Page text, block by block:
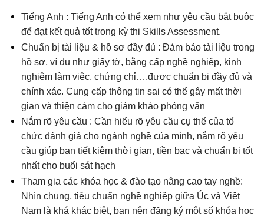
Tiếng Anh : Tiếng Anh có thể xem như yêu cầu bắt buộc
để đạt kết quả tốt trong kỳ thi Skills Assessment.
Chuẩn bị tài liệu & hồ sơ đầy đủ : Đảm bảo tài liệu trong
hồ sơ, ví dụ như giấy tờ, bằng cấp nghề nghiệp, kinh
nghiệm làm việc, chứng chỉ….được chuẩn bị đầy đủ và
chính xác. Cung cấp thông tin sai có thể gây mất thời
gian và thiện cảm cho giám khảo phỏng vấn
Nắm rõ yêu cầu : Cần hiểu rõ yêu cầu cụ thể của tổ
chức đánh giá cho ngành nghề của mình, nắm rõ yêu
cầu giúp bạn tiết kiệm thời gian, tiền bạc và chuẩn bị tốt
nhất cho buổi sát hạch
Tham gia các khóa học & đào tạo nâng cao tay nghề:
Nhìn chung, tiêu chuẩn nghề nghiệp giữa Úc và Việt
Nam là khá khác biệt, bạn nên đăng ký một số khóa học